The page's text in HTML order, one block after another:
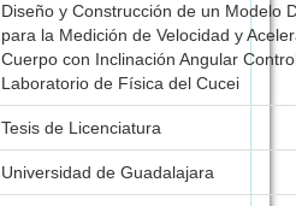
Diseño y Construcción de un Modelo
para la Medición de Velocidad y
Cuerpo con Inclinación Angular
Laboratorio de Física del Cucei
Tesis de Licenciatura
Universidad de Guadalajara